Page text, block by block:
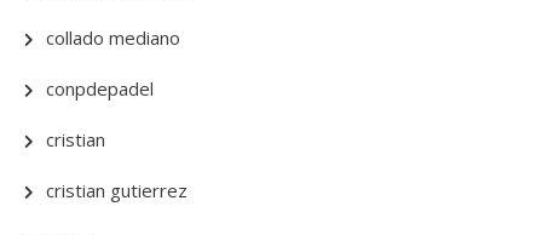
collado mediano
conpdepadel
cristian
cristian gutierrez